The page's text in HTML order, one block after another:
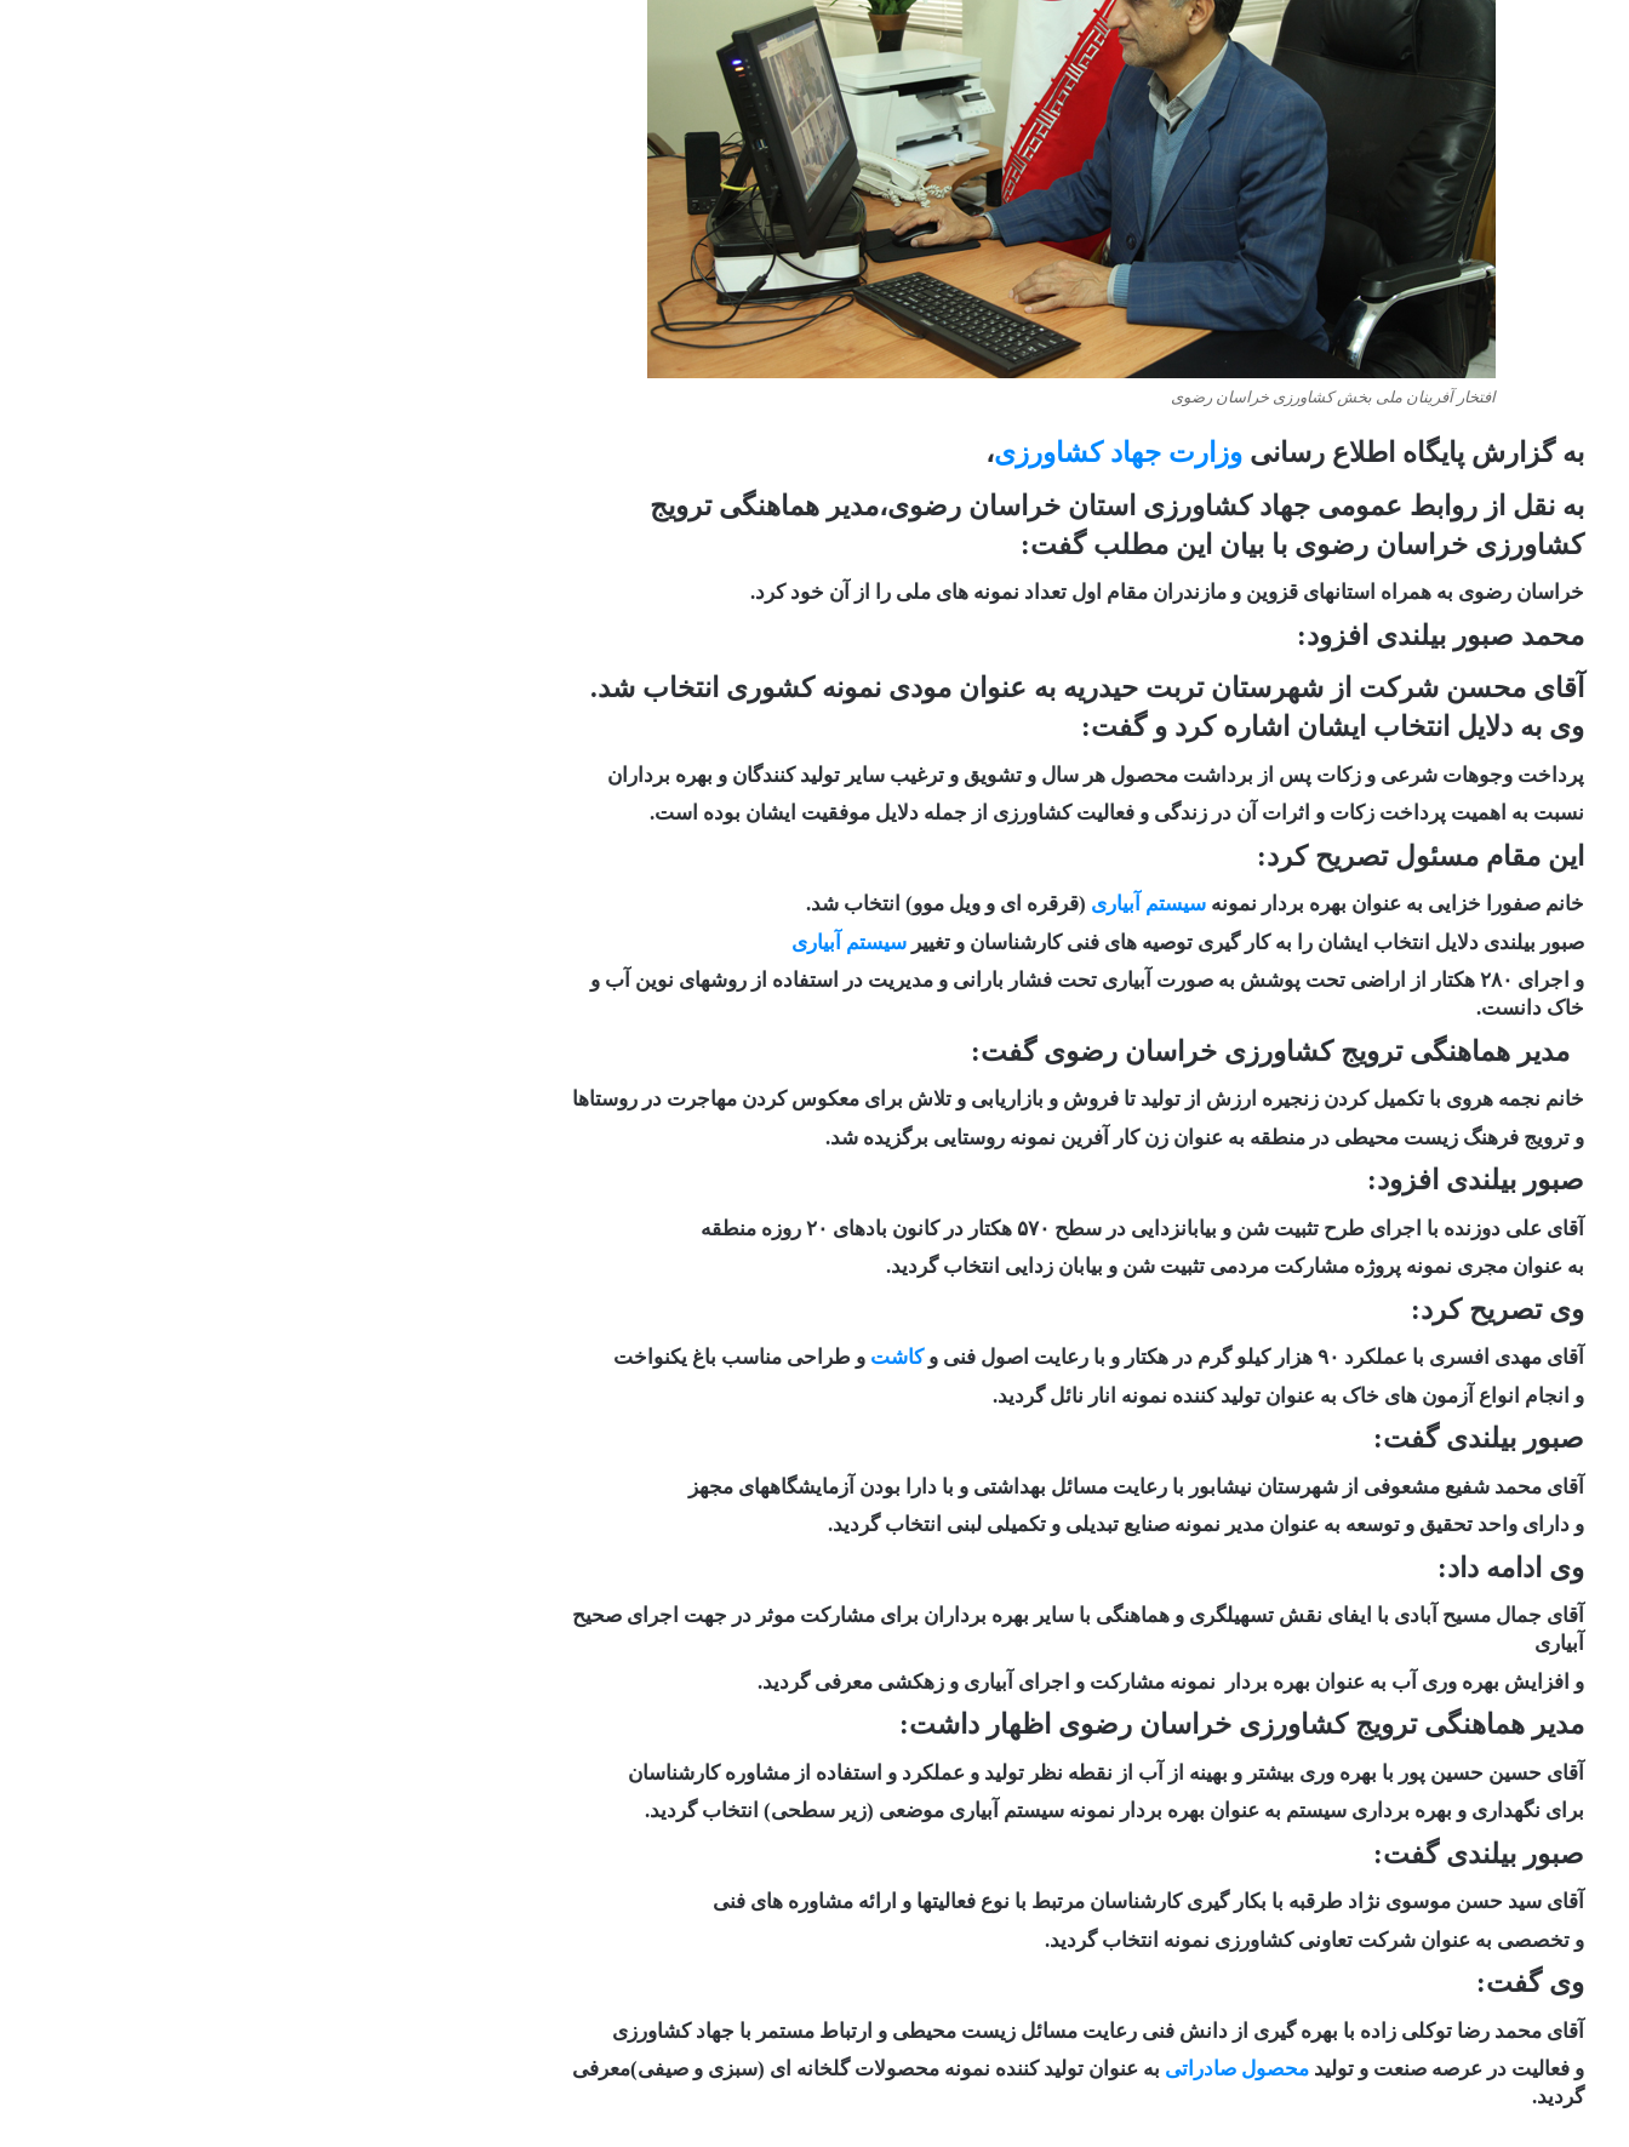
افتخار آفرینان ملی بخش کشاورزی خراسان رضوی
به گزارش پایگاه اطلاع رسانی وزارت جهاد کشاورزی،
به نقل از روابط عمومی جهاد کشاورزی استان خراسان رضوی،مدیر هماهنگی ترویج
کشاورزی خراسان رضوی با بیان این مطلب گفت:
خراسان رضوی به همراه استانهای قزوین و مازندران مقام اول تعداد نمونه های ملی را از آن خود کرد.
محمد صبور بیلندی افزود:
آقای محسن شرکت از شهرستان تربت حیدریه به عنوان مودی نمونه کشوری انتخاب شد.
وی به دلایل انتخاب ایشان اشاره کرد و گفت:
پرداخت وجوهات شرعی و زکات پس از برداشت محصول هر سال و تشویق و ترغیب سایر تولید کنندگان و بهره برداران
نسبت به اهمیت پرداخت زکات و اثرات آن در زندگی و فعالیت کشاورزی از جمله دلایل موفقیت ایشان بوده است.
این مقام مسئول تصریح کرد:
خانم صفورا خزایی به عنوان بهره بردار نمونه سیستم آبیاری (قرقره ای و ویل موو) انتخاب شد.
صبور بیلندی دلایل انتخاب ایشان را به کار گیری توصیه های فنی کارشناسان و تغییر سیستم آبیاری
و اجرای ۲۸۰ هکتار از اراضی تحت پوشش به صورت آبیاری تحت فشار بارانی و مدیریت در استفاده از روشهای نوین آب و
خاک دانست.
مدیر هماهنگی ترویج کشاورزی خراسان رضوی گفت:
خانم نجمه هروی با تکمیل کردن زنجیره ارزش از تولید تا فروش و بازاریابی و تلاش برای معکوس کردن مهاجرت در روستاها
و ترویج فرهنگ زیست محیطی در منطقه به عنوان زن کار آفرین نمونه روستایی برگزیده شد.
صبور بیلندی افزود:
آقای علی دوزنده با اجرای طرح تثبیت شن و بیابانزدایی در سطح ۵۷۰ هکتار در کانون بادهای ۲۰ روزه منطقه
به عنوان مجری نمونه پروژه مشارکت مردمی تثبیت شن و بیابان زدایی انتخاب گردید.
وی تصریح کرد:
آقای مهدی افسری با عملکرد ۹۰ هزار کیلو گرم در هکتار و با رعایت اصول فنی و کاشت و طراحی مناسب باغ یکنواخت
و انجام انواع آزمون های خاک به عنوان تولید کننده نمونه انار نائل گردید.
صبور بیلندی گفت:
آقای محمد شفیع مشعوفی از شهرستان نیشابور با رعایت مسائل بهداشتی و با دارا بودن آزمایشگاههای مجهز
و دارای واحد تحقیق و توسعه به عنوان مدیر نمونه صنایع تبدیلی و تکمیلی لبنی انتخاب گردید.
وی ادامه داد:
آقای جمال مسیح آبادی با ایفای نقش تسهیلگری و هماهنگی با سایر بهره برداران برای مشارکت موثر در جهت اجرای صحیح
آبیاری
و افزایش بهره وری آب به عنوان بهره بردار
نمونه مشارکت و اجرای آبیاری و زهکشی معرفی گردید.
مدیر هماهنگی ترویج کشاورزی خراسان رضوی اظهار داشت:
آقای حسین حسین پور با بهره وری بیشتر و بهینه از آب از نقطه نظر تولید و عملکرد و استفاده از مشاوره کارشناسان
برای نگهداری و بهره برداری سیستم به عنوان بهره بردار نمونه سیستم آبیاری موضعی (زیر سطحی) انتخاب گردید.
صبور بیلندی گفت:
آقای سید حسن موسوی نژاد طرقبه با بکار گیری کارشناسان مرتبط با نوع فعالیتها و ارائه مشاوره های فنی
و تخصصی به عنوان شرکت تعاونی کشاورزی نمونه انتخاب گردید.
وی گفت:
آقای محمد رضا توکلی زاده با بهره گیری از دانش فنی رعایت مسائل زیست محیطی و ارتباط مستمر با جهاد کشاورزی
و فعالیت در عرصه صنعت و تولید محصول صادراتی به عنوان تولید کننده نمونه محصولات گلخانه ای (سبزی و صیفی)معرفی
گردید.